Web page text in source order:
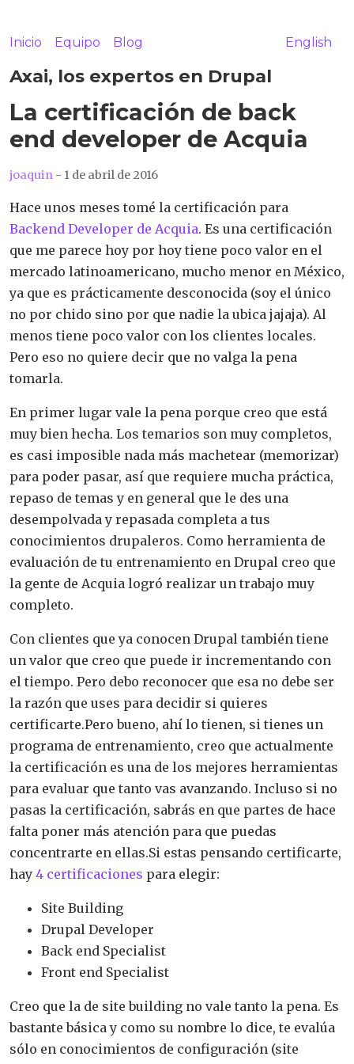
Inicio Equipo Blog English
Axai, los expertos en Drupal
La certificación de back
end developer de Acquia
joaquin - 1 de abril de 2016
Hace unos meses tomé la certificación para
Backend Developer de Acquia. Es una certificación
que me parece hoy por hoy tiene poco valor en el
mercado latinoamericano, mucho menor en México,
ya que es prácticamente desconocida (soy el único
no por chido sino por que nadie la ubica jajaja). Al
menos tiene poco valor con los clientes locales.
Pero eso no quiere decir que no valga la pena
tomarla.
En primer lugar vale la pena porque creo que está
muy bien hecha. Los temarios son muy completos,
es casi imposible nada más machetear (memorizar)
para poder pasar, así que requiere mucha práctica,
repaso de temas y en general que le des una
desempolvada y repasada completa a tus
conocimientos drupaleros. Como herramienta de
evaluación de tu entrenamiento en Drupal creo que
la gente de Acquia logró realizar un trabajo muy
completo.
Con clientes que ya conocen Drupal también tiene
un valor que creo que puede ir incrementando con
el tiempo. Pero debo reconocer que esa no debe ser
la razón que uses para decidir si quieres
certificarte.Pero bueno, ahí lo tienen, si tienes un
programa de entrenamiento, creo que actualmente
la certificación es una de los mejores herramientas
para evaluar que tanto vas avanzando. Incluso si no
pasas la certificación, sabrás en que partes de hace
falta poner más atención para que puedas
concentrarte en ellas.Si estas pensando certificarte,
hay 4 certificaciones para elegir:
Site Building
Drupal Developer
Back end Specialist
Front end Specialist
Creo que la de site building no vale tanto la pena. Es
bastante básica y como su nombre lo dice, te evalúa
sólo en conocimientos de configuración (site